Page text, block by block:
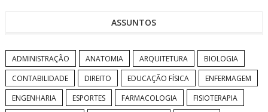
ASSUNTOS
ADMINISTRAÇÃO ANATOMIA ARQUITETURA
BIOLOGIA
CONTABILIDADE
DIREITO EDUCAÇÃO FÍSICA
ENFERMAGEM
ENGENHARIA
ESPORTES FARMACOLOGIA
FISIOTERAPIA